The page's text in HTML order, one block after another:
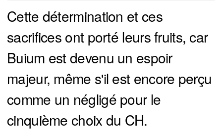
Cette détermination et ces
sacrifices ont porté leurs fruits, car
Buium est devenu un espoir
majeur, même s'il est encore perçu
comme un négligé pour le
cinquième choix du CH.